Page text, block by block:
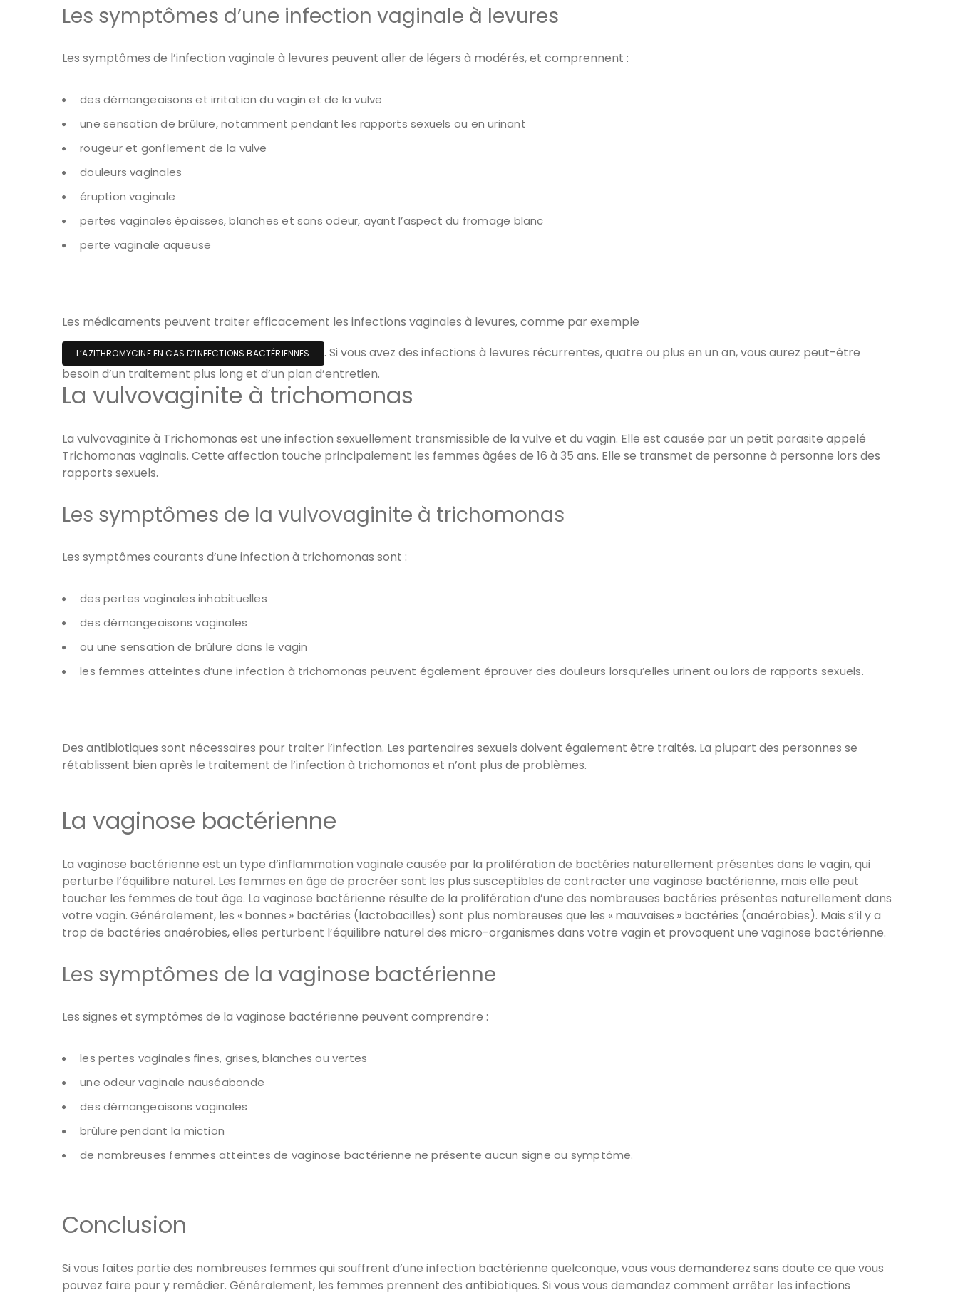
Les symptômes d’une infection vaginale à levures
Les symptômes de l’infection vaginale à levures peuvent aller de légers à modérés, et comprennent :
des démangeaisons et irritation du vagin et de la vulve
une sensation de brûlure, notamment pendant les rapports sexuels ou en urinant
rougeur et gonflement de la vulve
douleurs vaginales
éruption vaginale
pertes vaginales épaisses, blanches et sans odeur, ayant l’aspect du fromage blanc
perte vaginale aqueuse
Les médicaments peuvent traiter efficacement les infections vaginales à levures, comme par exemple
L’AZITHROMYCINE EN CAS D’INFECTIONS BACTÉRIENNES
. Si vous avez des infections à levures récurrentes, quatre ou plus en un an, vous aurez peut-être
besoin d’un traitement plus long et d’un plan d’entretien.
La vulvovaginite à trichomonas
La vulvovaginite à Trichomonas est une infection sexuellement transmissible de la vulve et du vagin. Elle est causée par un petit parasite appelé
Trichomonas vaginalis. Cette affection touche principalement les femmes âgées de 16 à 35 ans. Elle se transmet de personne à personne lors des
rapports sexuels.
Les symptômes de la vulvovaginite à trichomonas
Les symptômes courants d’une infection à trichomonas sont :
des pertes vaginales inhabituelles
des démangeaisons vaginales
ou une sensation de brûlure dans le vagin
les femmes atteintes d’une infection à trichomonas peuvent également éprouver des douleurs lorsqu’elles urinent ou lors de rapports sexuels.
Des antibiotiques sont nécessaires pour traiter l’infection. Les partenaires sexuels doivent également être traités. La plupart des personnes se
rétablissent bien après le traitement de l’infection à trichomonas et n’ont plus de problèmes.
La vaginose bactérienne
La vaginose bactérienne est un type d’inflammation vaginale causée par la prolifération de bactéries naturellement présentes dans le vagin, qui
perturbe l’équilibre naturel. Les femmes en âge de procréer sont les plus susceptibles de contracter une vaginose bactérienne, mais elle peut
toucher les femmes de tout âge. La vaginose bactérienne résulte de la prolifération d’une des nombreuses bactéries présentes naturellement dans
votre vagin. Généralement, les « bonnes » bactéries (lactobacilles) sont plus nombreuses que les « mauvaises » bactéries (anaérobies). Mais s’il y a
trop de bactéries anaérobies, elles perturbent l’équilibre naturel des micro-organismes dans votre vagin et provoquent une vaginose bactérienne.
Les symptômes de la vaginose bactérienne
Les signes et symptômes de la vaginose bactérienne peuvent comprendre :
les pertes vaginales fines, grises, blanches ou vertes
une odeur vaginale nauséabonde
des démangeaisons vaginales
brûlure pendant la miction
de nombreuses femmes atteintes de vaginose bactérienne ne présente aucun signe ou symptôme.
Conclusion
Si vous faites partie des nombreuses femmes qui souffrent d’une infection bactérienne quelconque, vous vous demanderez sans doute ce que vous
pouvez faire pour y remédier. Généralement, les femmes prennent des antibiotiques. Si vous vous demandez comment arrêter les infections